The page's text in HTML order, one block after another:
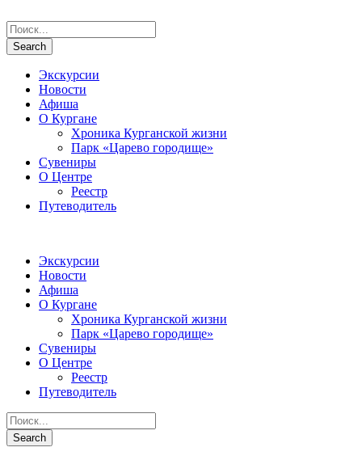
Экскурсии
Новости
Афиша
О Кургане
Хроника Курганской жизни
Парк «Царево городище»
Сувениры
О Центре
Реестр
Путеводитель
Экскурсии
Новости
Афиша
О Кургане
Хроника Курганской жизни
Парк «Царево городище»
Сувениры
О Центре
Реестр
Путеводитель